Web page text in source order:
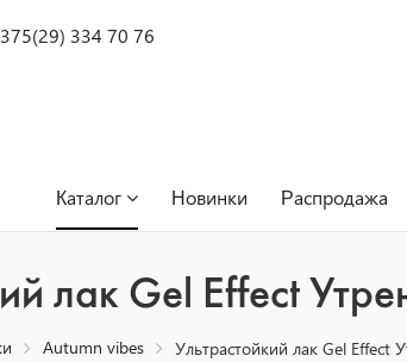
334 70 76
Каталог Новинки Распродажа
лак Gel Effect
Autumn vibes Ультрастойкий лак Gel